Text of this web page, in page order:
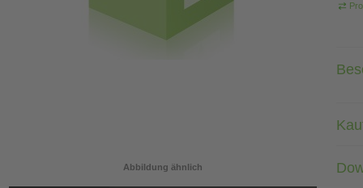
Abbildung ähnlich